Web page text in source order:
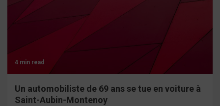
4 min read
Un automobiliste de 69 ans se tue en voiture à
Saint-Aubin-Montenoy